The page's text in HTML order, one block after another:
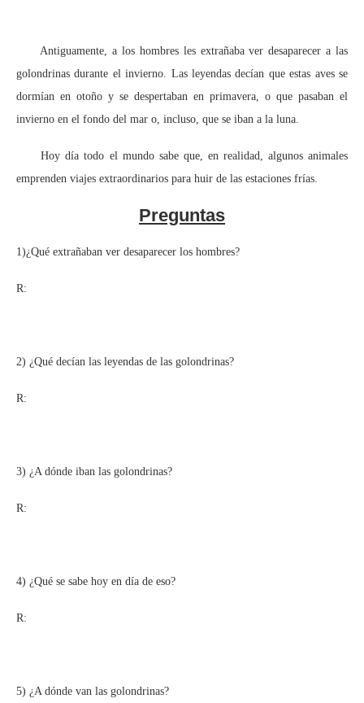
Antiguamente, a los hombres les extrañaba ver desaparecer a las
golondrinas durante el invierno. Las leyendas decían que estas aves se
dormían en otoño y se despertaban en primavera, o que pasaban el
invierno en el fondo del mar o, incluso, que se iban a la luna.
Hoy día todo el mundo sabe que, en realidad, algunos animales
emprenden viajes extraordinarios para huir de las estaciones frías.
Preguntas
1)¿Qué extrañaban ver desaparecer los hombres?
R:
2) ¿Qué decían las leyendas de las golondrinas?
R:
3) ¿A dónde iban las golondrinas?
R:
4) ¿Qué se sabe hoy en día de eso?
R:
5) ¿A dónde van las golondrinas?